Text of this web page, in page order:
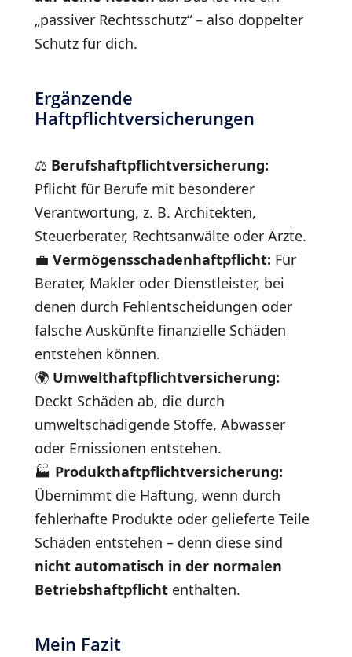
„passiver Rechtsschutz“ – also doppelter
Schutz für dich.
Ergänzende
Haftpflichtversicherungen
⚖️ Berufshaftpflichtversicherung:
Pflicht für Berufe mit besonderer
Verantwortung, z. B. Architekten,
Steuerberater, Rechtsanwälte oder Ärzte.
💼 Vermögensschadenhaftpflicht: Für
Berater, Makler oder Dienstleister, bei
denen durch Fehlentscheidungen oder
falsche Auskünfte finanzielle Schäden
entstehen können.
🌍 Umwelthaftpflichtversicherung:
Deckt Schäden ab, die durch
umweltschädigende Stoffe, Abwasser
oder Emissionen entstehen.
🏭 Produkthaftpflichtversicherung:
Übernimmt die Haftung, wenn durch
fehlerhafte Produkte oder gelieferte Teile
Schäden entstehen – denn diese sind
nicht automatisch in der normalen
Betriebshaftpflicht enthalten.
Mein Fazit